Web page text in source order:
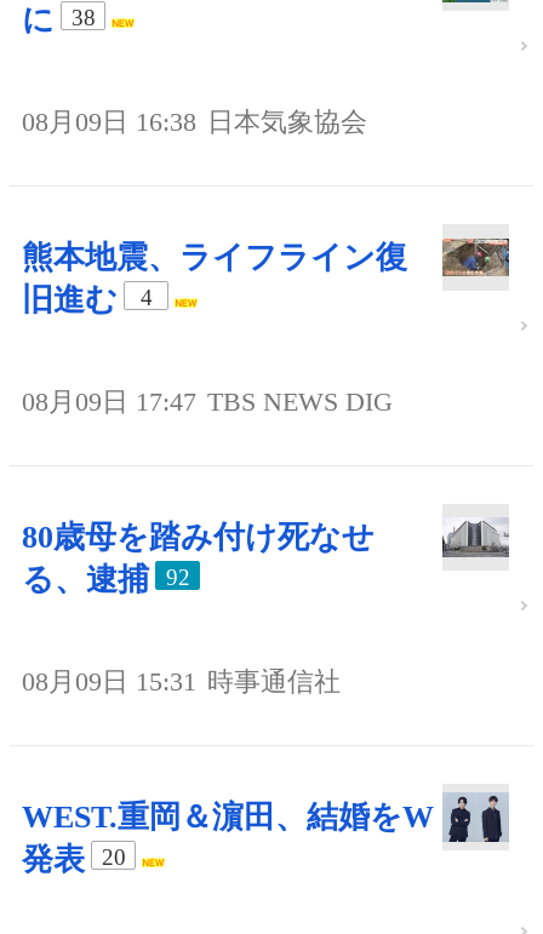
に
38
08月09日 16:38 日本気象協会
熊本地震、ライフライン復
旧進む
4
08月09日 17:47 TBS NEWS DIG
80歳母を踏み付け死なせ
る、逮捕
92
08月09日 15:31 時事通信社
WEST.重岡＆濵田、結婚をW
発表
20